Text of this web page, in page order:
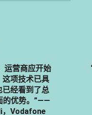
运营商应开始
这项技术已具
经看到了总
的优势。”——
Vodafone